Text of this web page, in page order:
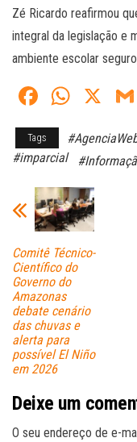
Zé Ricardo reafirmou
integral da legislação e
ambiente escolar
Fa
ce
bo
W
ts
A
pp
X
Tags
#imparcial
Comitê Técnico-
Científico do
Governo do
Amazonas
debate cenário
das chuvas e
alerta para
possível El Niño
em 2026
Deixe um
O seu endereço de e-